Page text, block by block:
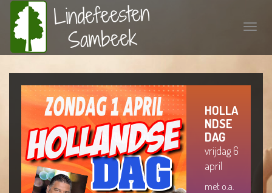
Toggle
HOLLA
NDSE
DAG
vrijdag 6
april
met o.a.